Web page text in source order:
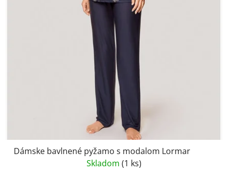
Dámske bavlnené pyžamo s modalom Lormar
Skladom (1 ks)